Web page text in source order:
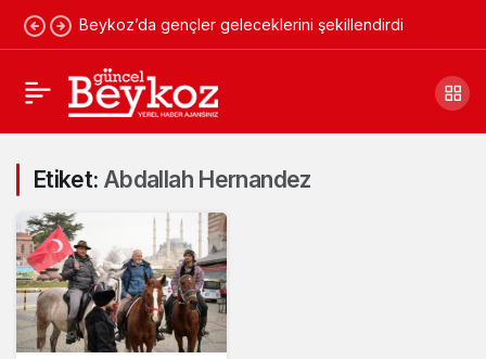
Beykoz’da gençler geleceklerini şekillendirdi
Etiket: Abdallah Hernandez